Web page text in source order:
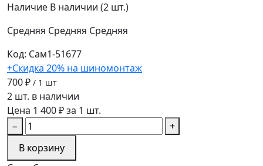
Наличие В наличии (2 шт.)
Средняя Средняя Средняя
Код: Сам1-51677
+Скидка 20% на шиномонтаж
700 ₽ / 1 шт
2 шт. в наличии
Цена 1 400 ₽ за 1 шт.
−
+
В корзину